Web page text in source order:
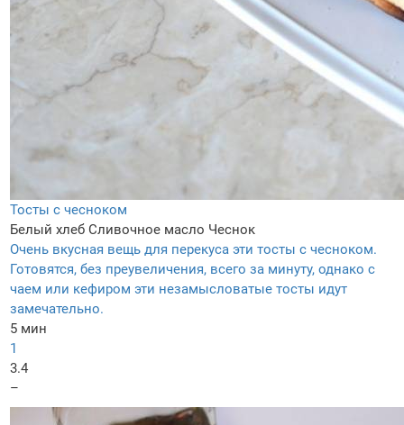
Тосты с чесноком
Белый хлеб Сливочное масло Чеснок
Очень вкусная вещь для перекуса эти тосты с чесноком.
Готовятся, без преувеличения, всего за минуту, однако с
чаем или кефиром эти незамысловатые тосты идут
замечательно.
5 мин
1
3.4
–